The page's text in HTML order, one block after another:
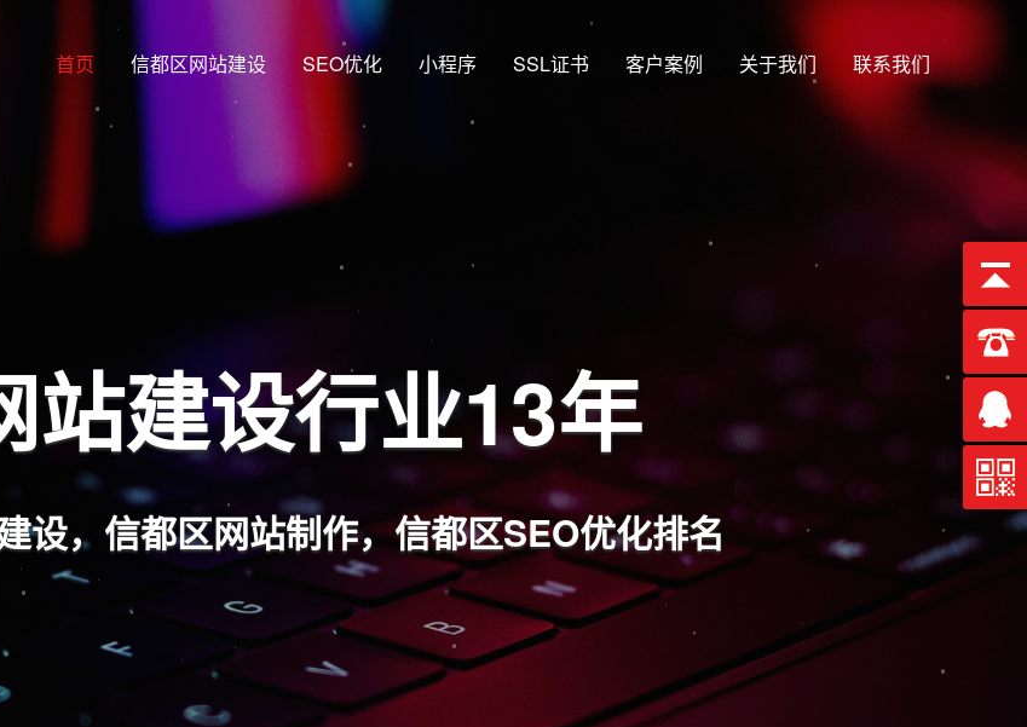
首页 信都区网站建设 SEO优化 小程序 SSL证书 客户案例 关于我们 联系我们
站建设行业13年
设，信都区网站制作，信都区SEO优化排名